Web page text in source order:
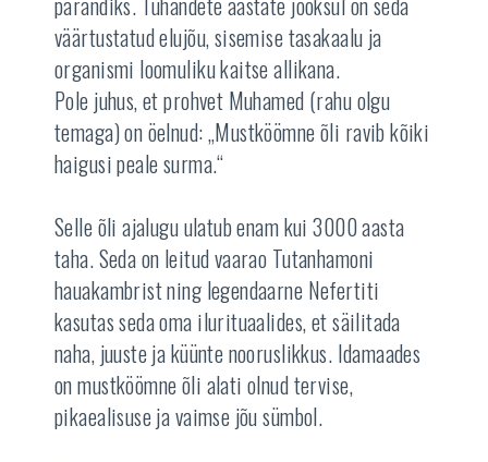
väärtustatud elujõu, sisemise tasakaalu ja
organismi loomuliku kaitse allikana.
Pole juhus, et prohvet Muhamed (rahu olgu
temaga) on öelnud: „Mustköömne õli ravib kõiki
haigusi peale surma.“
Selle õli ajalugu ulatub enam kui 3000 aasta
taha. Seda on leitud vaarao Tutanhamoni
hauakambrist ning legendaarne Nefertiti
kasutas seda oma ilurituaalides, et säilitada
naha, juuste ja küünte nooruslikkus. Idamaades
on mustköömne õli alati olnud tervise,
pikaealisuse ja vaimse jõu sümbol.